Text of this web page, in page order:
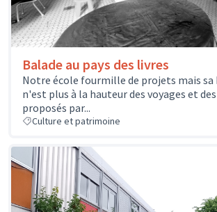
Balade au pays des livres
Notre école fourmille de projets mais
n'est plus à la hauteur des voyages et
proposés par...
Culture et patrimoine